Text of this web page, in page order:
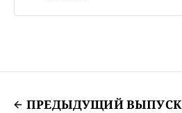
ПРЕДЫДУЩИЙ ВЫПУСК